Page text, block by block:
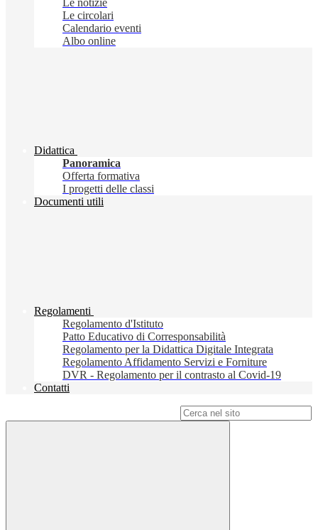
Le notizie
Le circolari
Calendario eventi
Albo online
Didattica
Panoramica
Offerta formativa
I progetti delle classi
Documenti utili
Regolamenti
Regolamento d'Istituto
Patto Educativo di Corresponsabilità
Regolamento per la Didattica Digitale Integrata
Regolamento Affidamento Servizi e Forniture
DVR - Regolamento per il contrasto al Covid-19
Contatti